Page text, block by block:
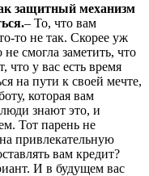
защитный механизм
– То, что вам
то не так. Скорее уж
не смогла заметить, что
что у вас есть время
на пути к своей мечте,
которая вам
знают это, и
Тот парень не
привлекательную
вам кредит?
И в будущем вас